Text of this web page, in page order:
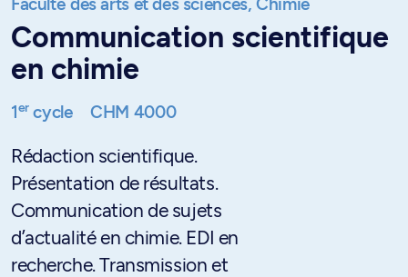
Communication scientifique
en chimie
1ercycle CHM 4000
Rédaction scientifique.
Présentation de résultats.
Communication de sujets
d’actualité en chimie. EDI en
recherche. Transmission et